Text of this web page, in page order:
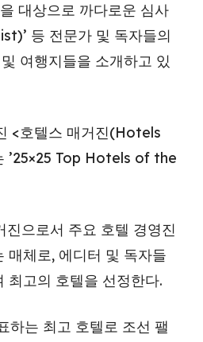
대상으로 까다로운 심사
등 전문가 및 독자들의
여행지들을 소개하고 있
<호텔스 매거진(Hotels
’25×25 Top Hotels of the
으로서 주요 호텔 경영진
매체로, 에디터 및 독자들
최고의 호텔을 선정한다.
하는 최고 호텔로 조선 팰